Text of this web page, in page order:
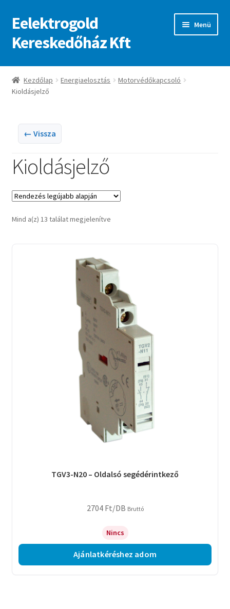
Ugrás
a
navigációhoz
Kilépés
a
tartalomba
Eelektrogold
Kereskedőház Kft
Menü
Kezdőlap
A fiókom
ajanlatkeres
Kezdőlap Energiaelosztás
Motorvédőkapcsoló
Kioldásjelző
← Vissza
Kioldásjelző
Mind a(z) 13 találat megjelenítveSorted
TGV3-N20 – Oldalsó segédérintkező
2704 Ft/DB Bruttó
Nincs
Ajánlatkéréshez adom